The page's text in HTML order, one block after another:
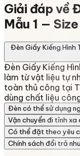
Giải đáp về
Mẫu 1 —
Đèn Giấy Kiếng Hình
Đèn Giấy Kiếng
làm từ vật liệu tự
toàn thủ công tại
dùng chất liệu
Đèn có thể sử dụng
Vận chuyển đi tỉnh
Có thể đặt theo yêu
Chính sách đổi trả